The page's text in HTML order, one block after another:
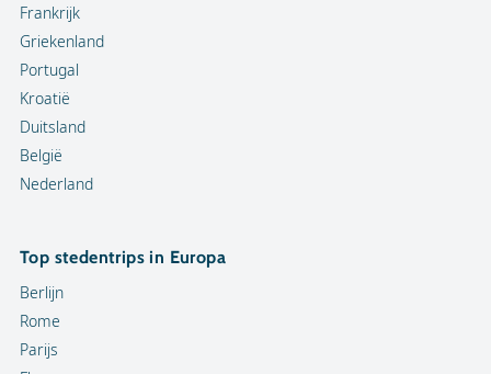
Frankrijk
Griekenland
Portugal
Kroatië
Duitsland
België
Nederland
Top stedentrips in Europa
Berlijn
Rome
Parijs